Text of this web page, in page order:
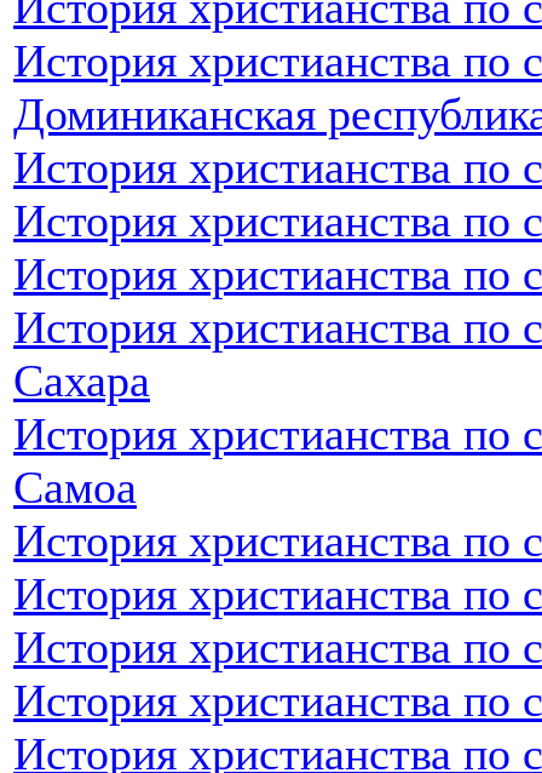
История христианства по
Доминиканская
История христианства по
История христианства по
История христианства по
История христианства по
Сахара
История христианства по
Самоа
История христианства по
История христианства по
История христианства
История христианства по
История христианства по